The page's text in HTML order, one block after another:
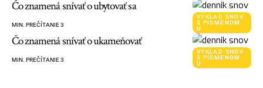
VÝKLAD SNOV
S PÍSMENOM
U
Čo znamená snívať o ubytovať sa
MIN. PREČÍTANIE 3
VÝKLAD SNOV
S PÍSMENOM
U
Čo znamená snívať o ukameňovať
MIN. PREČÍTANIE 3